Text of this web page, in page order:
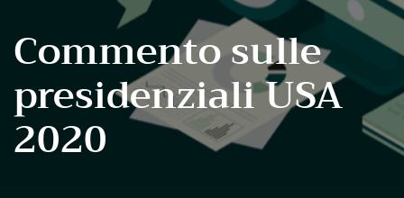
Commento sulle
presidenziali USA
2020